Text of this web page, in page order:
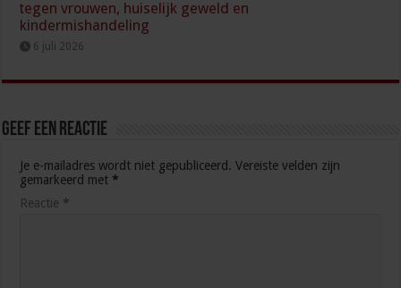
tegen vrouwen, huiselijk geweld en
kindermishandeling
6 juli 2026
Geef een reactie
Je e-mailadres wordt niet gepubliceerd. Vereiste velden zijn
gemarkeerd met *
Reactie *